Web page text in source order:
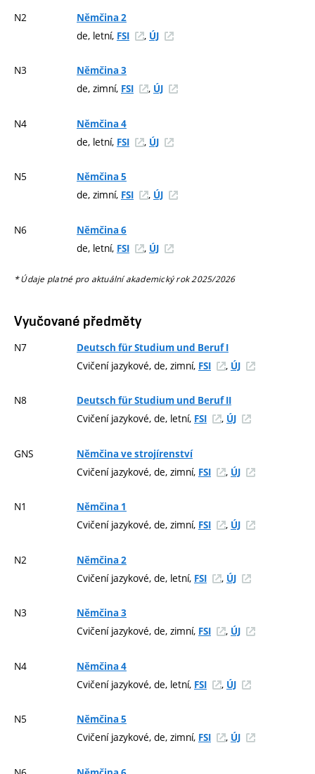
N2 Němčina 2
de, letní, FSI , ÚJ
N3 Němčina 3
de, zimní, FSI , ÚJ
N4 Němčina 4
de, letní, FSI , ÚJ
N5 Němčina 5
de, zimní, FSI , ÚJ
N6 Němčina 6
de, letní, FSI , ÚJ
* Údaje platné pro aktuální akademický rok 2025/2026
Vyučované předměty
N7 Deutsch für Studium und Beruf I
Cvičení jazykové, de, zimní, FSI , ÚJ
N8 Deutsch für Studium und Beruf II
Cvičení jazykové, de, letní, FSI , ÚJ
GNS Němčina ve strojírenství
Cvičení jazykové, de, zimní, FSI , ÚJ
N1 Němčina 1
Cvičení jazykové, de, zimní, FSI , ÚJ
N2 Němčina 2
Cvičení jazykové, de, letní, FSI , ÚJ
N3 Němčina 3
Cvičení jazykové, de, zimní, FSI , ÚJ
N4 Němčina 4
Cvičení jazykové, de, letní, FSI , ÚJ
N5 Němčina 5
Cvičení jazykové, de, zimní, FSI , ÚJ